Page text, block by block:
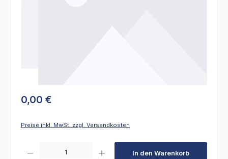
0,00 €
Preise inkl. MwSt. zzgl. Versandkosten
In den Warenkorb